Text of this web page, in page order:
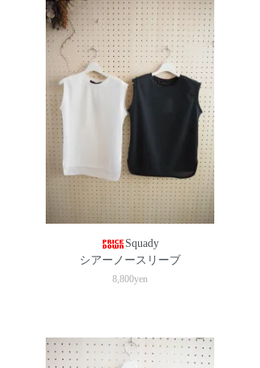
Squady
シアーノースリーブ
8,800yen